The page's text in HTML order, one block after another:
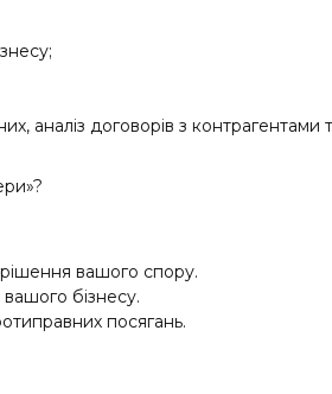
аналіз договорів з контрагентами
вашого спору.
бізнесу.
посягань.